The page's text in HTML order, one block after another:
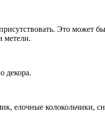
Это может
метели.
декора.
елочные колокольчики,